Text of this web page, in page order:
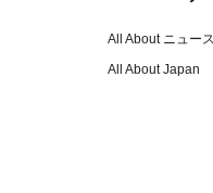
All About ニュー
All About Japan